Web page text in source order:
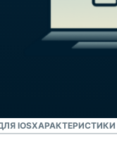
IOSХАРАКТЕРИСТИКИ